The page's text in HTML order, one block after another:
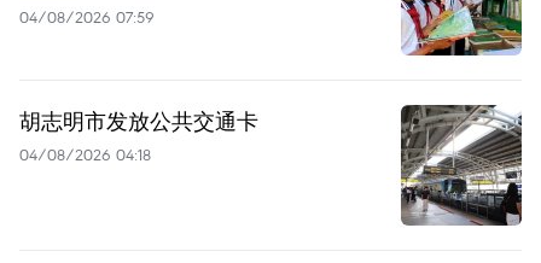
04/08/2026 07:59
胡志明市发放公共交通卡
04/08/2026 04:18